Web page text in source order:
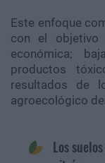
Este enfoque
con el objetivo
económica;
productos
resultados de
agroecológico
Los